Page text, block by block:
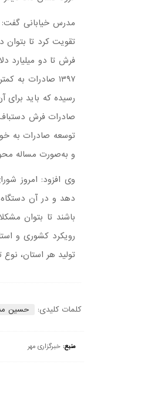
مدرس خیابانی گفت:
فرش تا دو میلیارد
رسیده که باید
صادرات فرش دستباف
توسعه صادرات به
و به‌صورت مساله
وی افزود: امروز
دهد و در آن
باشند تا بتوان
رویکرد کشوری و
تولید هر استان،
کلمات کلیدی: حسین
منبع: خبرگزاری مهر